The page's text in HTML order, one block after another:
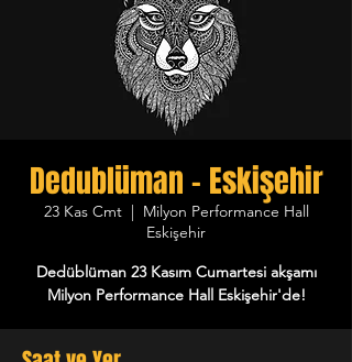
Dedublüman - Eskişehir
23 Kas Cmt
  |
Milyon Performance Hall
Eskişehir
Dedüblüman 23 Kasım Cumartesi akşamı